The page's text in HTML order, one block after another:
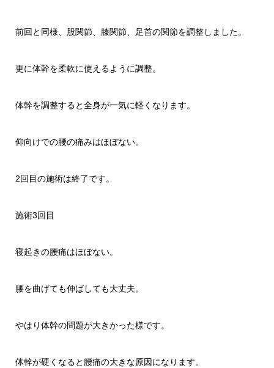
前回と同様、股関節、膝関節、足首の関節を調整しました。
更に体幹を柔軟に使えるように調整。
体幹を調整すると全身が一気に軽くなります。
仰向けでの腰の痛みはほぼない。
2回目の施術は終了です。
施術3回目
寝起きの腰痛はほぼない。
腰を曲げても伸ばしても大丈夫。
やはり体幹の問題が大きかった様です。
体幹が硬くなると腰痛の大きな原因になります。